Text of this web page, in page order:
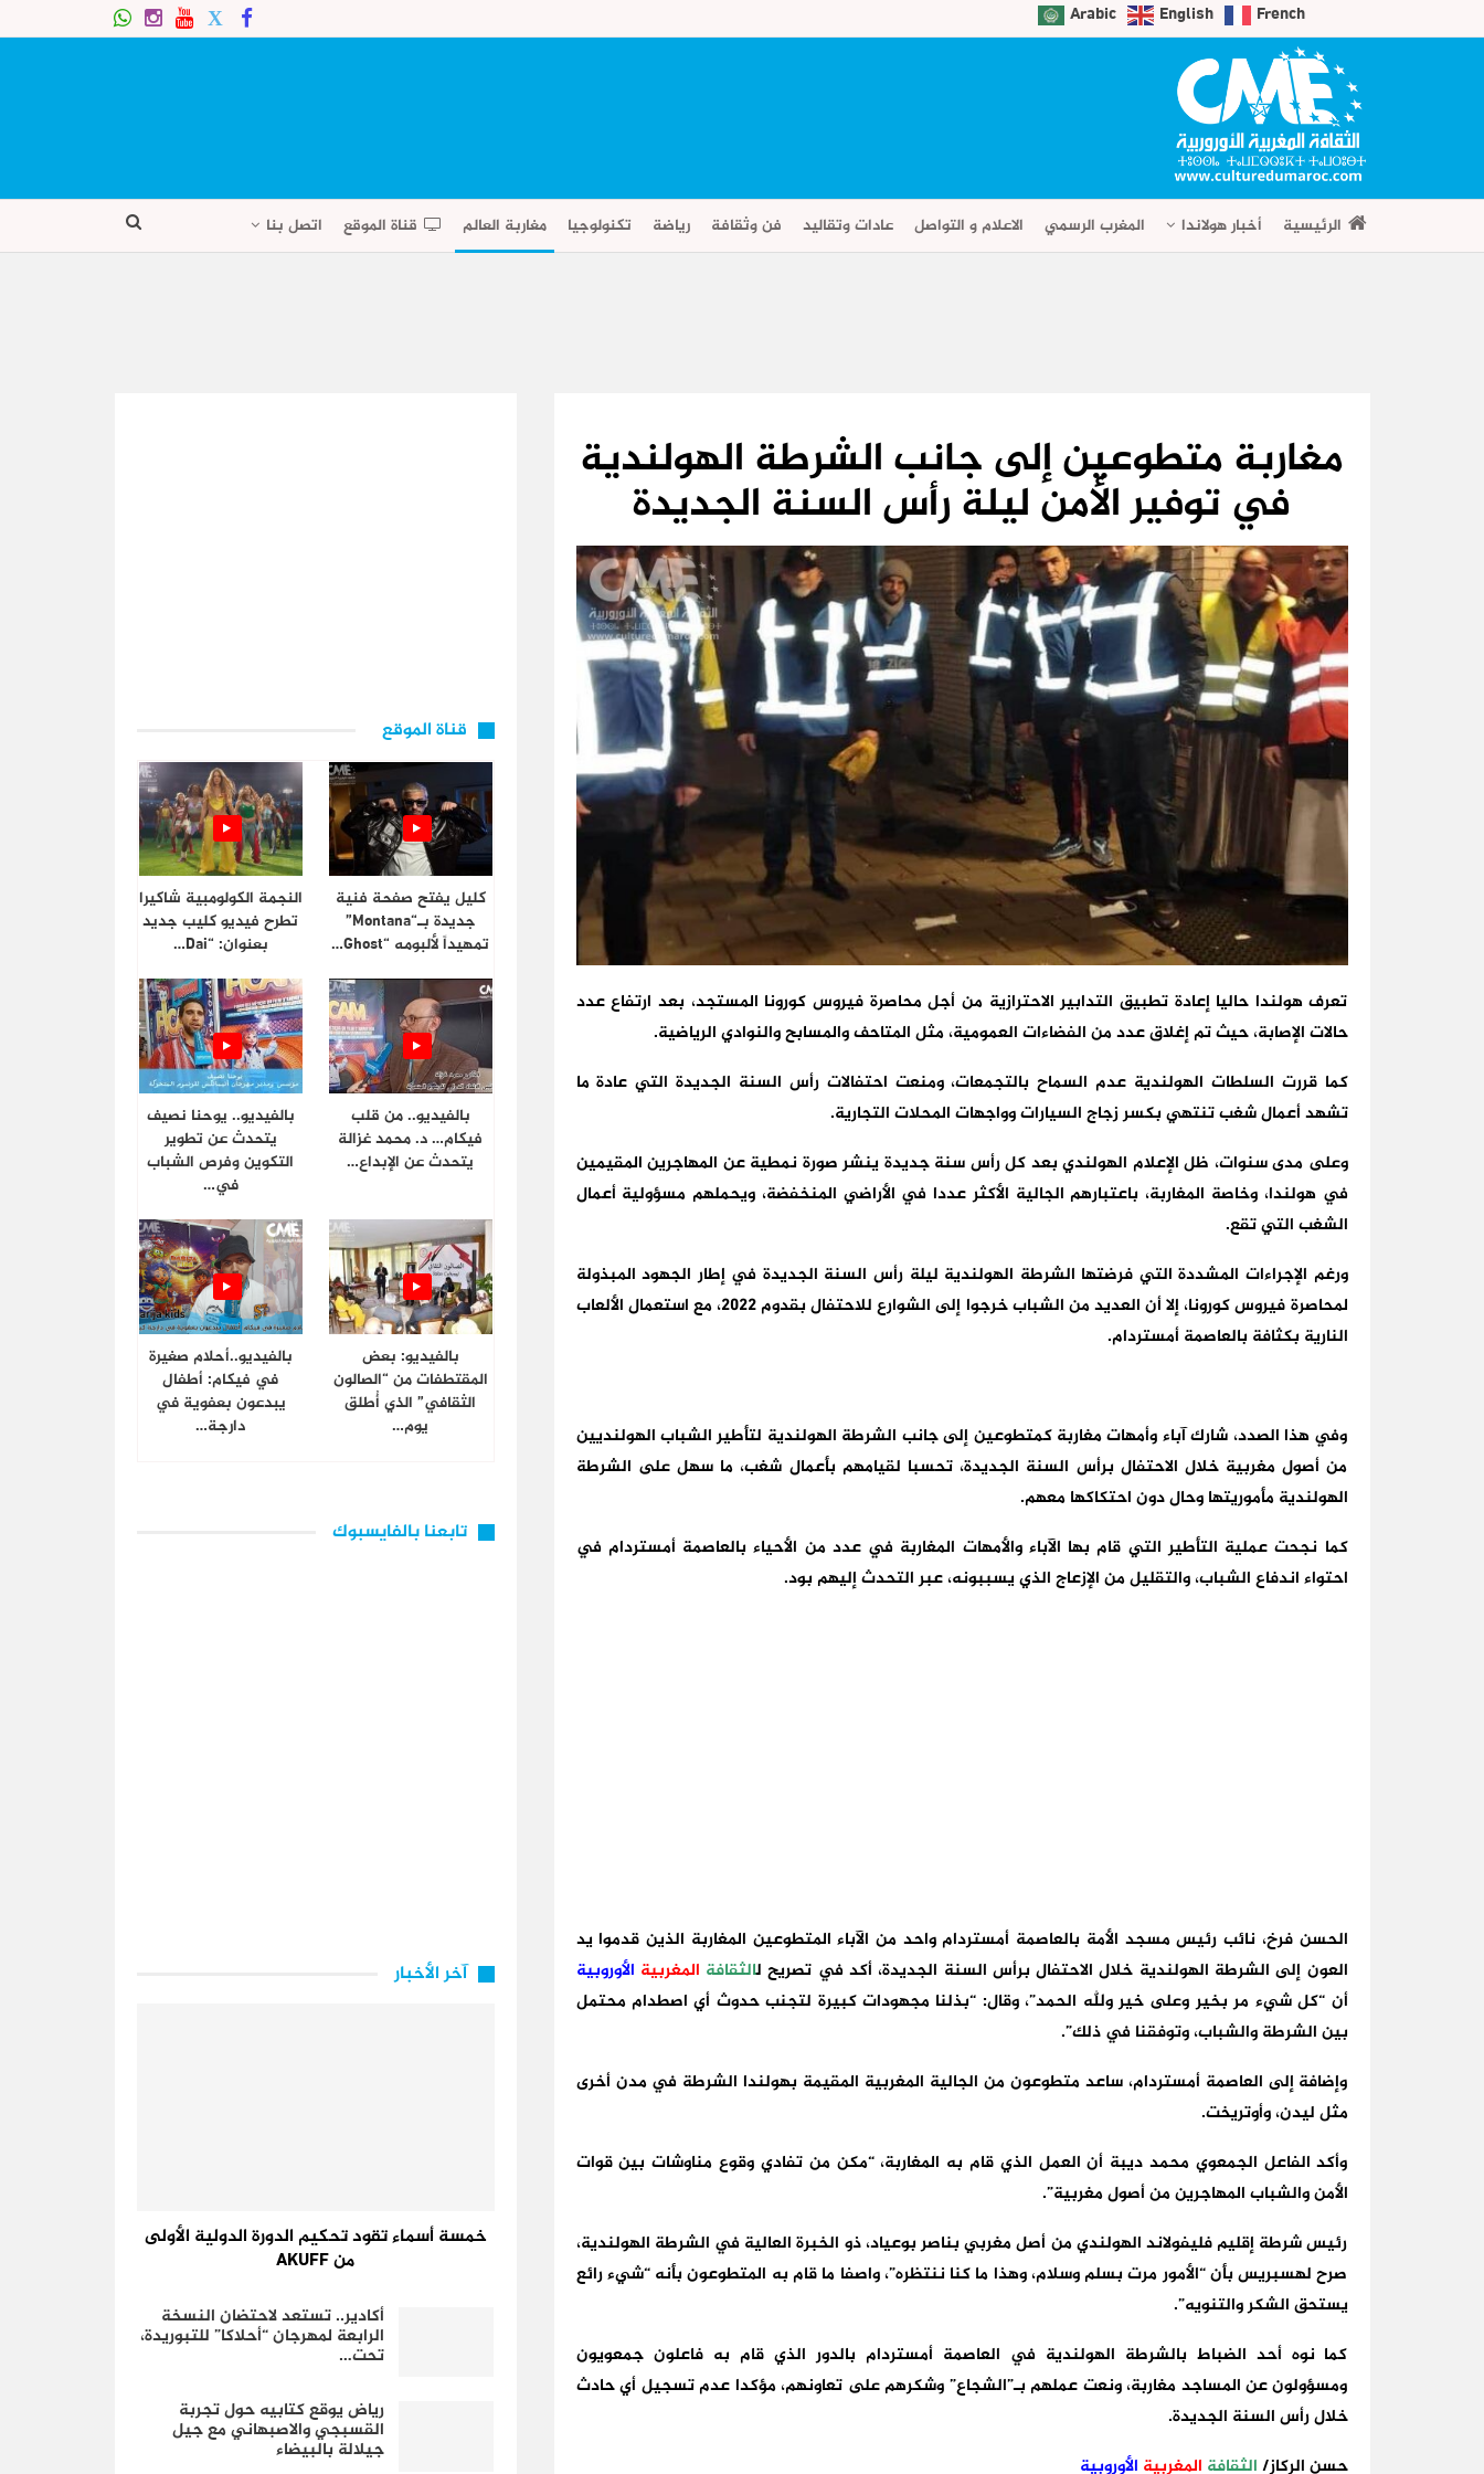
Arabic English French
الرئيسية أخبار هولاندا المغرب الرسمي الاعلام و التواصل عادات وتقاليد فن وثقافة رياضة تكنولوجيا مغاربة العالم قناة الموقع اتصل بنا
مغاربة متطوعين إلى جانب الشرطة الهولندية
في توفير الأمن ليلة رأس السنة الجديدة
تعرف هولندا حاليا إعادة تطبيق التدابير الاحترازية من أجل محاصرة فيروس كورونا المستجد، بعد ارتفاع عدد
حالات الإصابة، حيث تم إغلاق عدد من الفضاءات العمومية، مثل المتاحف والمسابح والنوادي الرياضية.
كما قررت السلطات الهولندية عدم السماح بالتجمعات، ومنعت احتفالات رأس السنة الجديدة التي عادة ما
تشهد أعمال شغب تنتهي بكسر زجاج السيارات وواجهات المحلات التجارية.
وعلى مدى سنوات، ظل الإعلام الهولندي بعد كل رأس سنة جديدة ينشر صورة نمطية عن المهاجرين المقيمين
في هولندا، وخاصة المغاربة، باعتبارهم الجالية الأكثر عددا في الأراضي المنخفضة، ويحملهم مسؤولية أعمال
الشغب التي تقع.
ورغم الإجراءات المشددة التي فرضتها الشرطة الهولندية ليلة رأس السنة الجديدة في إطار الجهود المبذولة
لمحاصرة فيروس كورونا، إلا أن العديد من الشباب خرجوا إلى الشوارع للاحتفال بقدوم 2022، مع استعمال الألعاب
النارية بكثافة بالعاصمة أمستردام.
وفي هذا الصدد، شارك آباء وأمهات مغاربة كمتطوعين إلى جانب الشرطة الهولندية لتأطير الشباب الهولنديين
من أصول مغربية خلال الاحتفال برأس السنة الجديدة، تحسبا لقيامهم بأعمال شغب، ما سهل على الشرطة
الهولندية مأموريتها وحال دون احتكاكها معهم.
كما نجحت عملية التأطير التي قام بها الآباء والأمهات المغاربة في عدد من الأحياء بالعاصمة أمستردام في
احتواء اندفاع الشباب، والتقليل من الإزعاج الذي يسببونه، عبر التحدث إليهم بود.
الحسن فرخ، نائب رئيس مسجد الأمة بالعاصمة أمستردام واحد من الآباء المتطوعين المغاربة الذين قدموا يد
العون إلى الشرطة الهولندية خلال الاحتفال برأس السنة الجديدة، أكد في تصريح لالثقافة المغربية الأوروبية
أن “كل شيء مر بخير وعلى خير ولله الحمد”، وقال: “بذلنا مجهودات كبيرة لتجنب حدوث أي اصطدام محتمل
بين الشرطة والشباب، وتوفقنا في ذلك”.
وإضافة إلى العاصمة أمستردام، ساعد متطوعون من الجالية المغربية المقيمة بهولندا الشرطة في مدن أخرى
مثل ليدن، وأوتريخت.
وأكد الفاعل الجمعوي محمد ديبة أن العمل الذي قام به المغاربة، “مكن من تفادي وقوع مناوشات بين قوات
الأمن والشباب المهاجرين من أصول مغربية”.
رئيس شرطة إقليم فليفولاند الهولندي من أصل مغربي بناصر بوعياد، ذو الخبرة العالية في الشرطة الهولندية،
صرح لهسبريس بأن “الأمور مرت بسلم وسلام، وهذا ما كنا ننتظره”، واصفا ما قام به المتطوعون بأنه “شيء رائع
يستحق الشكر والتنويه”.
كما نوه أحد الضباط بالشرطة الهولندية في العاصمة أمستردام بالدور الذي قام به فاعلون جمعويون
ومسؤولون عن المساجد مغاربة، ونعت عملهم بـ”الشجاع” وشكرهم على تعاونهم، مؤكدا عدم تسجيل أي حادث
خلال رأس السنة الجديدة.
حسن الركاز/ الثقافة المغربية الأوروبية
قناة الموقع
كليل يفتح صفحة فنية
جديدة بـ“Montana”
تمهيداً لألبومه “Ghost…
النجمة الكولومبية شاكيرا
تطرح فيديو كليب جديد
بعنوان: “Dai…
بالفيديو.. من قلب
فيكام… د. محمد غزالة
يتحدث عن الإبداع…
بالفيديو.. يوحنا نصيف
يتحدث عن تطوير
التكوين وفرص الشباب
في…
بالفيديو: بعض
المقتطفات من “الصالون
الثقافي” الذي أُطلق
يوم…
بالفيديو..أحلام صغيرة
في فيكام: أطفال
يبدعون بعفوية في
دارجة…
تابعنا بالفايسبوك
آخر الأخبار
خمسة أسماء تقود تحكيم الدورة الدولية الأولى
من AKUFF
أكادير.. تستعد لاحتضان النسخة
الرابعة لمهرجان “أحلاكا” للتبوريدة،
تحت…
رياض يوقع كتابيه حول تجربة
القسبجي والاصبهاني مع جيل
جيلالة بالبيضاء